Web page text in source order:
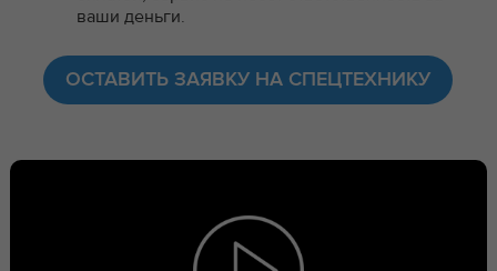
ваши деньги.
ОСТАВИТЬ ЗАЯВКУ НА СПЕЦТЕХНИКУ